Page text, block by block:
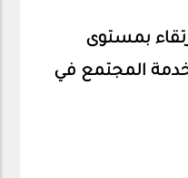
بمستوى
المجتمع في